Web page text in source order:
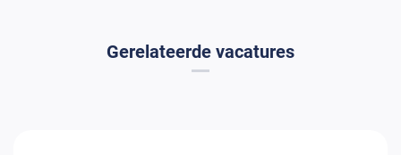
Gerelateerde vacatures